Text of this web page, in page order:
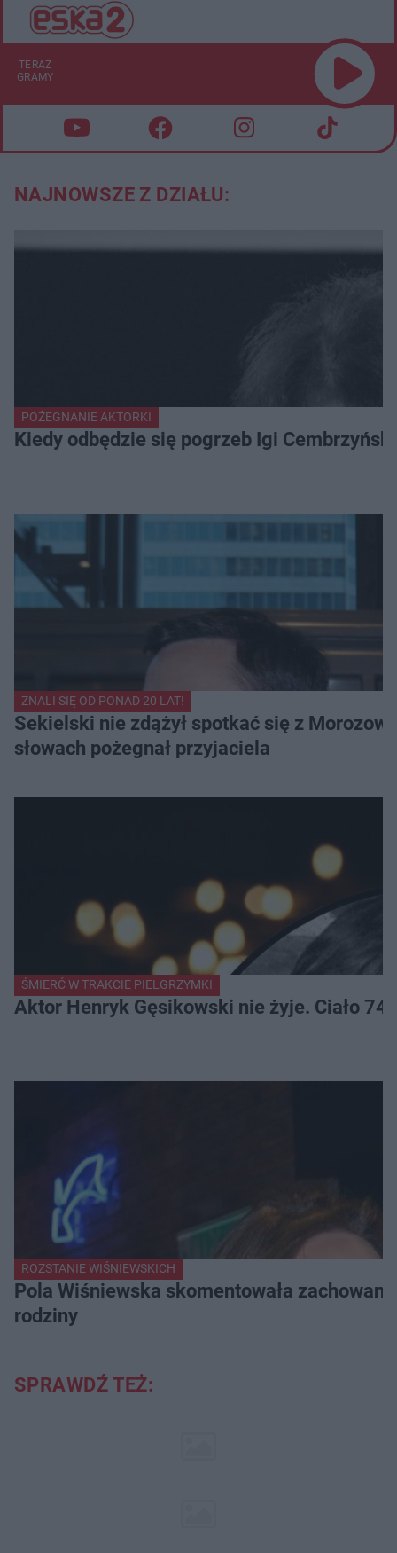
TERAZ
GRAMY
NAJNOWSZE Z DZIAŁU:
POŻEGNANIE AKTORKI
Kiedy odbędzie się pogrzeb Igi
ZNALI SIĘ OD PONAD 20 LAT!
Sekielski nie zdążył spotkać się z
słowach pożegnał przyjaciela
ŚMIERĆ W TRAKCIE PIELGRZYMKI
Aktor Henryk Gęsikowski nie żyje. Ciało
ROZSTANIE WIŚNIEWSKICH
Pola Wiśniewska skomentowała
rodziny
SPRAWDŹ TEŻ: